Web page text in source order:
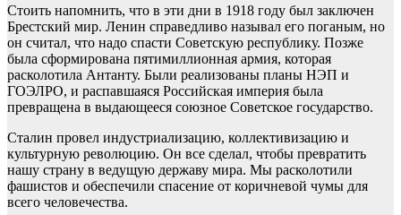
Стоить напомнить, что в эти дни в 1918 году был заключен
Брестский мир. Ленин справедливо называл его поганым, но
он считал, что надо спасти Советскую республику. Позже
была сформирована пятимиллионная армия, которая
расколотила Антанту. Были реализованы планы НЭП и
ГОЭЛРО, и распавшаяся Российская империя была
превращена в выдающееся союзное Советское государство.
Сталин провел индустриализацию, коллективизацию и
культурную революцию. Он все сделал, чтобы превратить
нашу страну в ведущую державу мира. Мы расколотили
фашистов и обеспечили спасение от коричневой чумы для
всего человечества.